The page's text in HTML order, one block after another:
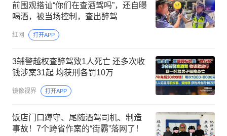
前围观搭讪“你们在查酒驾吗”，还自曝
喝酒，被当场控制，查出醉驾
红网 打开APP
3辅警越权查醉驾致1人死亡 还多次收
钱涉案31起 均获刑各罚10万
镜像视界 打开APP
饭店门口蹲守、尾随酒驾司机、制造
事故！7个跨省作案的“街霸”落网了！